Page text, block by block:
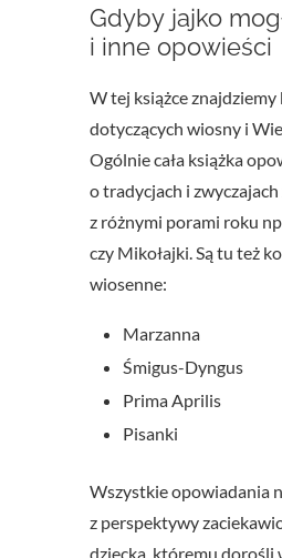
Gdyby jajko
i inne opowieści
W tej książce znajdziemy
dotyczących wiosny i
Ogólnie cała książka
o tradycjach i
z różnymi porami roku
czy Mikołajki. Są tu też
wiosenne:
Marzanna
Śmigus-Dyngus
Prima Aprilis
Pisanki
Wszystkie opowiadania
z perspektywy
dziecka, któremu dorośli